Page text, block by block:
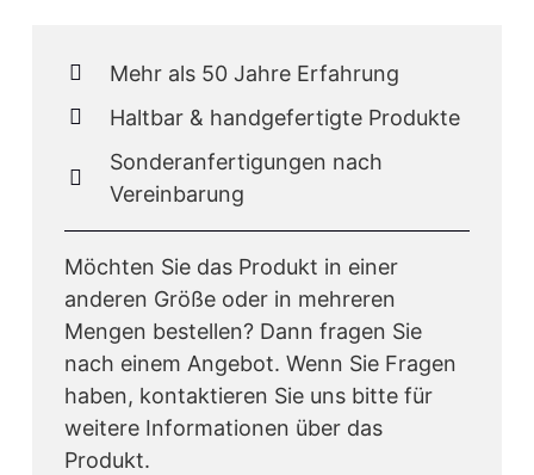
Mehr als 50 Jahre Erfahrung
Haltbar & handgefertigte Produkte
Sonderanfertigungen nach
Vereinbarung
Möchten Sie das Produkt in einer
anderen Größe oder in mehreren
Mengen bestellen? Dann fragen Sie
nach einem Angebot. Wenn Sie Fragen
haben, kontaktieren Sie uns bitte für
weitere Informationen über das
Produkt.